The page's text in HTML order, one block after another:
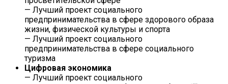
— Лучший проект социального
предпринимательства в сфере здорового образа
жизни, физической культуры и спорта
— Лучший проект социального
предпринимательства в сфере социального
туризма
Цифровая экономика
— Лучший проект социального